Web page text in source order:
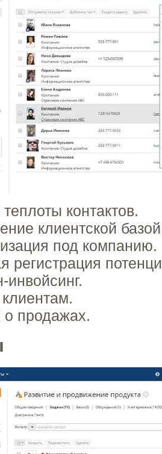
контактов.
клиентской
под компанию.
регистрация
о продажах.